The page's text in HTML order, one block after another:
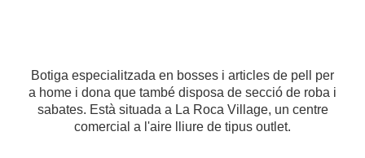
Botiga especialitzada en bosses i articles de pell per
a home i dona que també disposa de secció de roba i
sabates. Està situada a La Roca Village, un centre
comercial a l'aire lliure de tipus outlet.